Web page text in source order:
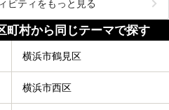
ビティをもっと見る
町村から同じテーマで探す
横浜市鶴見区
横浜市西区